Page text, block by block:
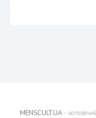
MENSCULT.UA -